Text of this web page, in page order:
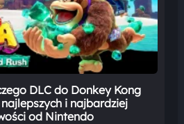
DLC do Donkey Kong
i najbardziej
od Nintendo